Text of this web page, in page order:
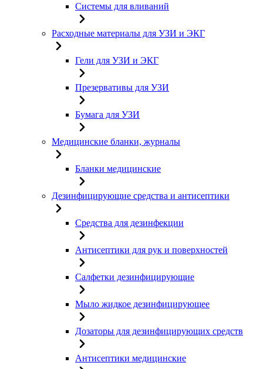
Системы для вливаний
Расходные материалы для УЗИ и ЭКГ
Гели для УЗИ и ЭКГ
Презервативы для УЗИ
Бумага для УЗИ
Медицинские бланки, журналы
Бланки медицинские
Дезинфицирующие средства и антисептики
Средства для дезинфекции
Антисептики для рук и поверхностей
Салфетки дезинфицирующие
Мыло жидкое дезинфицирующее
Дозаторы для дезинфицирующих средств
Антисептики медицинские